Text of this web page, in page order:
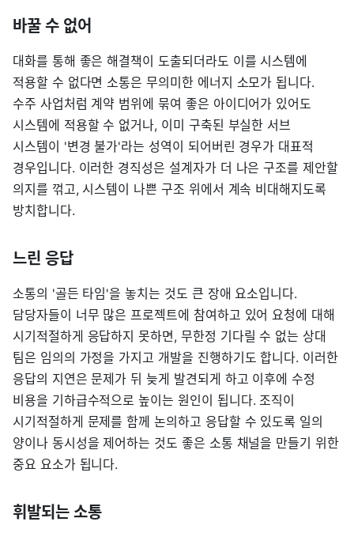
바꿀 수 없어
대화를 통해 좋은 해결책이 도출되더라도 이를 시스템에
적용할 수 없다면 소통은 무의미한 에너지 소모가 됩니다.
수주 사업처럼 계약 범위에 묶여 좋은 아이디어가 있어도
시스템에 적용할 수 없거나, 이미 구축된 부실한 서브
시스템이 '변경 불가'라는 성역이 되어버린 경우가 대표적
경우입니다. 이러한 경직성은 설계자가 더 나은 구조를 제안할
의지를 꺾고, 시스템이 나쁜 구조 위에서 계속 비대해지도록
방치합니다.
느린 응답
소통의 '골든 타임'을 놓치는 것도 큰 장애 요소입니다.
담당자들이 너무 많은 프로젝트에 참여하고 있어 요청에 대해
시기적절하게 응답하지 못하면, 무한정 기다릴 수 없는 상대
팀은 임의의 가정을 가지고 개발을 진행하기도 합니다. 이러한
응답의 지연은 문제가 뒤 늦게 발견되게 하고 이후에 수정
비용을 기하급수적으로 높이는 원인이 됩니다. 조직이
시기적절하게 문제를 함께 논의하고 응답할 수 있도록 일의
양이나 동시성을 제어하는 것도 좋은 소통 채널을 만들기 위한
중요 요소가 됩니다.
휘발되는 소통